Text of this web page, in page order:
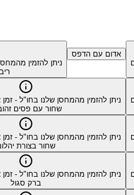
אדום עם הדפס
ניתן להזמין
ניתן להזמין מהמחסן שלנו בחו"ל -
שחור עם פסים
ניתן להזמין מהמחסן שלנו בחו"ל -
שחור בצורת
ניתן להזמין מהמחסן שלנו בחו"ל -
ברק סגול